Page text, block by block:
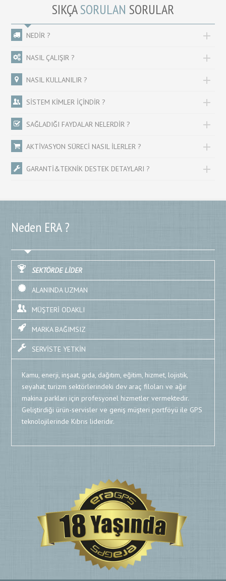
SIKÇASORULAN SORULAR
NEDİR ?
NASIL ÇALIŞIR ?
NASIL KULLANILIR ?
SİSTEM KİMLER İÇİNDİR ?
SAĞLADIĞI FAYDALAR NELERDİR ?
AKTİVASYON SÜRECİ NASIL İLERLER ?
GARANTİ&TEKNİK DESTEK DETAYLARI ?
Neden ERA ?
SEKTÖRDE LİDER
ALANINDA UZMAN
MÜŞTERİ ODAKLI
MARKA BAĞIMSIZ
SERVİSTE YETKİN
Kamu, enerji, inşaat, gıda, dağıtım, eğitim, hizmet, lojistik,
seyahat, turizm sektörlerindeki dev araç filoları ve ağır
makina parkları için profesyonel hizmetler vermektedir.
Geliştirdiği ürün-servisler ve geniş müşteri portföyü ile GPS
teknolojilerinde Kıbrıs lideridir.